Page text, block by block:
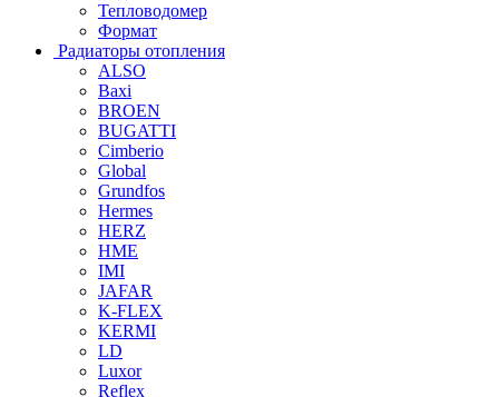
Тепловодомер
Формат
Радиаторы отопления
ALSO
Baxi
BROEN
BUGATTI
Cimberio
Global
Grundfos
Hermes
HERZ
HME
IMI
JAFAR
K-FLEX
KERMI
LD
Luxor
Reflex